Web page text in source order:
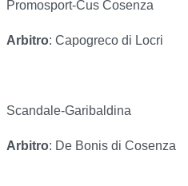
Promosport-Cus Cosenza
Arbitro: Capogreco di Locri
Scandale-Garibaldina
Arbitro: De Bonis di Cosenza